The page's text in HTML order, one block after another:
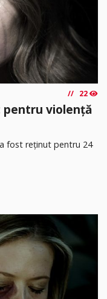
22
pentru violență
fost reținut pentru 24